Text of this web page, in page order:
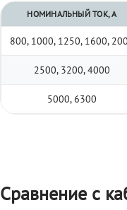
НОМИНАЛЬНЫЙ ТОК, А
800, 1000, 1250, 1600,
2500, 3200, 4000
5000, 6300
Сравнение с